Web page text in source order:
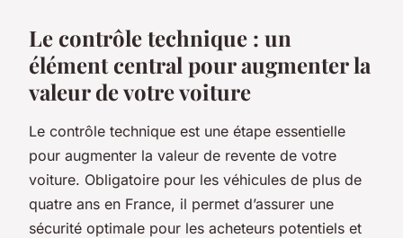
Le contrôle technique : un
élément central pour augmenter la
valeur de votre voiture
Le contrôle technique est une étape essentielle
pour augmenter la valeur de revente de votre
voiture. Obligatoire pour les véhicules de plus de
quatre ans en France, il permet d’assurer une
sécurité optimale pour les acheteurs potentiels et